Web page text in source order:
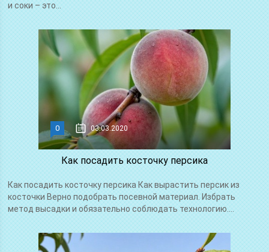
и соки – это...
0 03.03.2020
Как посадить косточку персика
Как посадить косточку персика Как вырастить персик из
косточки Верно подобрать посевной материал. Избрать
метод высадки и обязательно соблюдать технологию....